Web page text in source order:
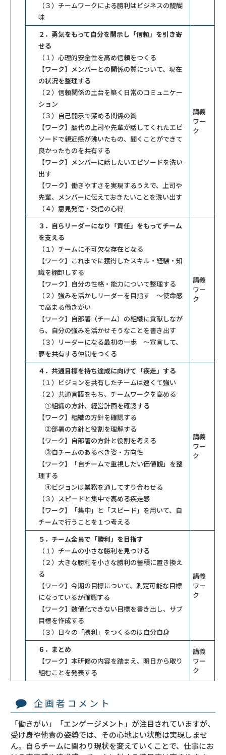
（３）チームワークによる勝利はビジネスの醍醐
味
２．勇気をもって自分を開示し「信頼」を引き寄
せる
（１）心理的安全性を高め信頼をつくる
【ワーク】メンバーとの関係の質について、現在
の状況を整理する
（２）信頼関係の土台を築く日常のコミュニケー
ション
（３）自己開示で深める関係の質
【ワーク】歴代の上司や先輩が話してくれたエピ
ソードで親近感が沸いたもの、聞くことができて
良かったものを共有する
【ワーク】メンバーに話したいエピソードを洗い
出す
【ワーク】働きやすさを実現するうえで、上司や
先輩、メンバーに伝えておきたいことを洗い出す
（４）意見発信・受信の心得
講義
ワー
ク
３．自らリーダーになり「責任」をもってチーム
を支える
（１）チームに不可欠な存在となる
【ワーク】これまでに獲得したスキル・経験・知
識を棚卸しする
【ワーク】自分の性格・能力について整理する
（２）強みを活かしリーダーを目指す ～使命感
で高まる働きがい
【ワーク】自部署（チーム）の組織に貢献しなが
ら、自分の強みを活かせそうなことを書き出す
（３）リーダーになる最初の一歩 ～宣言して、
夢を共有する仲間をつくる
講義
ワー
ク
４．共通目標を持ち達成に向けて「疾走」する
（１）ビジョンを共有したチームは速くて強い
（２）共通言語をもち、チームワークを高める
①組織の方針、経営計画を確認する
【ワーク】組織の方針を確認する
②部署の方針と役割を理解する
【ワーク】自部署の方針と役割を考える
③自チームのあるべき姿・方向性
【ワーク】「自チームで重視したい価値観」を整
理する
④ビジョンは業務を通してすり合わせる
（３）スピードと集中で高める疾走感
【ワーク】「集中」と「スピード」を用いて、自
チームで行うことを１つ考える
講義
ワー
ク
５．チーム全員で「勝利」を目指す
（１）チームの小さな勝利を見つける
（２）大きな勝利を小さな勝利の蓄積に置き換え
る
【ワーク】今期の目標について、測定可能な目標
になっているか確認する
【ワーク】数値化できない目標を書き出し、サブ
目標を作成する
（３）日々の「勝利」をつくるのは自分自身
講義
ワー
ク
６．まとめ
【ワーク】本研修の内容を踏まえ、明日から取り
組むことを発表する
講義
ワー
ク
企画者コメント
「働きがい」「エンゲージメント」が注目されていますが、
受け身や他責の姿勢では、その心地よい状態は実現しませ
ん。自らチームに関わり現状を変えていくことで、仕事にお